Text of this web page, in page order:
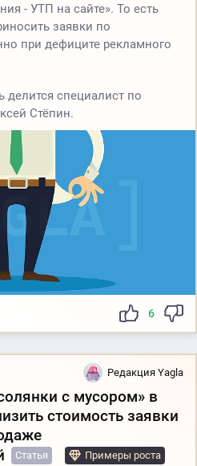
- УТП на сайте». То есть
заявки по
при дефиците рекламного
делится специалист по
Стёпин.
6
Редакция Yagla
с мусором» в
стоимость заявки
Статья Примеры роста